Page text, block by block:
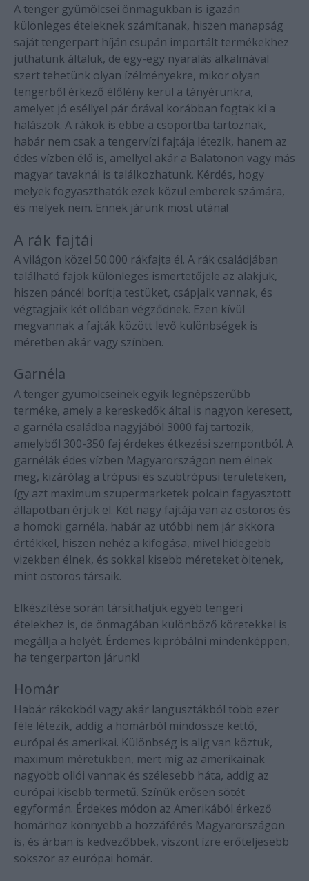
A tenger gyümölcsei önmagukban is igazán
különleges ételeknek számítanak, hiszen manapság
saját tengerpart híján csupán importált termékekhez
juthatunk általuk, de egy-egy nyaralás alkalmával
szert tehetünk olyan ízélményekre, mikor olyan
tengerből érkező élőlény kerül a tányérunkra,
amelyet jó eséllyel pár órával korábban fogtak ki a
halászok. A rákok is ebbe a csoportba tartoznak,
habár nem csak a tengervízi fajtája létezik, hanem az
édes vízben élő is, amellyel akár a Balatonon vagy más
magyar tavaknál is találkozhatunk. Kérdés, hogy
melyek fogyaszthatók ezek közül emberek számára,
és melyek nem. Ennek járunk most utána!
A rák fajtái
A világon közel 50.000 rákfajta él. A rák családjában
található fajok különleges ismertetőjele az alakjuk,
hiszen páncél borítja testüket, csápjaik vannak, és
végtagjaik két ollóban végződnek. Ezen kívül
megvannak a fajták között levő különbségek is
méretben akár vagy színben.
Garnéla
A tenger gyümölcseinek egyik legnépszerűbb
terméke, amely a kereskedők által is nagyon keresett,
a garnéla családba nagyjából 3000 faj tartozik,
amelyből 300-350 faj érdekes étkezési szempontból. A
garnélák édes vízben Magyarországon nem élnek
meg, kizárólag a trópusi és szubtrópusi területeken,
így azt maximum szupermarketek polcain fagyasztott
állapotban érjük el. Két nagy fajtája van az ostoros és
a homoki garnéla, habár az utóbbi nem jár akkora
értékkel, hiszen nehéz a kifogása, mivel hidegebb
vizekben élnek, és sokkal kisebb méreteket öltenek,
mint ostoros társaik.
Elkészítése során társíthatjuk egyéb tengeri
ételekhez is, de önmagában különböző köretekkel is
megállja a helyét. Érdemes kipróbálni mindenképpen,
ha tengerparton járunk!
Homár
Habár rákokból vagy akár langusztákból több ezer
féle létezik, addig a homárból mindössze kettő,
európai és amerikai. Különbség is alig van köztük,
maximum méretükben, mert míg az amerikainak
nagyobb ollói vannak és szélesebb háta, addig az
európai kisebb termetű. Színük erősen sötét
egyformán. Érdekes módon az Amerikából érkező
homárhoz könnyebb a hozzáférés Magyarországon
is, és árban is kedvezőbbek, viszont ízre erőteljesebb
sokszor az európai homár.